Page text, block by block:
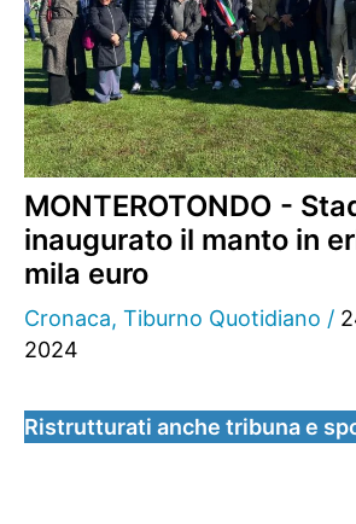
MONTEROTONDO -
inaugurato il manto in
mila euro
Cronaca, Tiburno Quotidiano /
2024
Ristrutturati anche tribuna e